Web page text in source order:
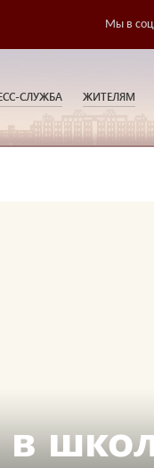
Мы в
СЛУЖБА ЖИТЕЛЯМ
в